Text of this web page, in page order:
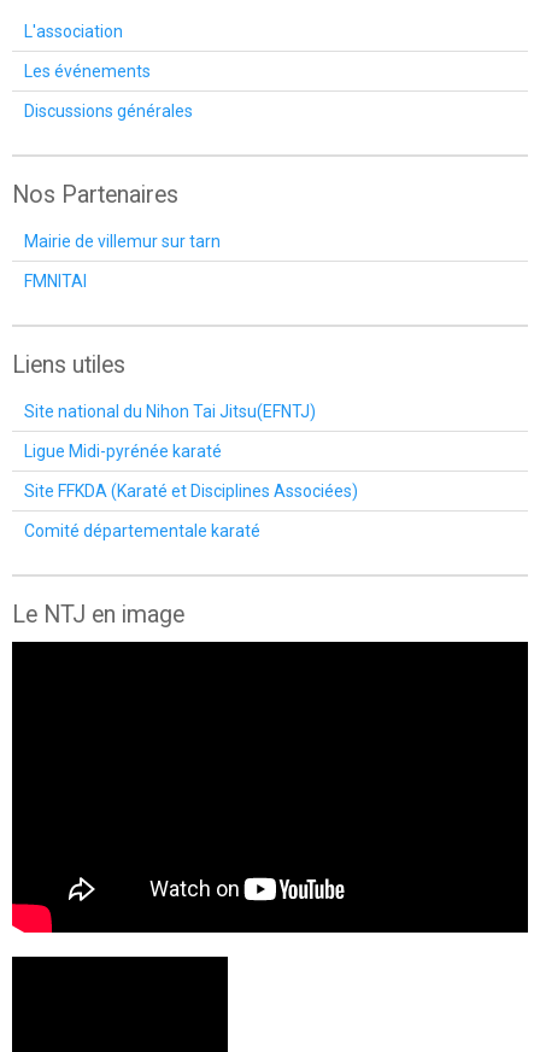
L'association
Les événements
Discussions générales
Nos Partenaires
Mairie de villemur sur tarn
FMNITAI
Liens utiles
Site national du Nihon Tai Jitsu(EFNTJ)
Ligue Midi-pyrénée karaté
Site FFKDA (Karaté et Disciplines Associées)
Comité départementale karaté
Le NTJ en image